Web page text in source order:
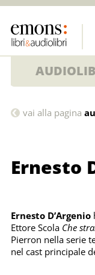
Ernesto
vai alla pagina
Ernesto
Ernesto D’Argenio
Ettore Scola Che
Pierron nella serie
nel cast principale